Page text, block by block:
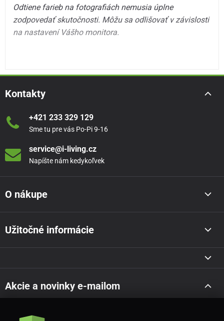
Odtiene farieb na fotografiách nemusia úplne
zodpovedať skutočnosti. Môžu sa odlišovať v závislosti
na nastavení Vášho monitora.
Kontakty
+421 233 329 129
Sme tu pre vás Po-Pi 9-16
service@i-living.cz
Napíšte nám kedykoľvek
O nákupe
Užitočné informácie
Akcie a novinky e-mailom